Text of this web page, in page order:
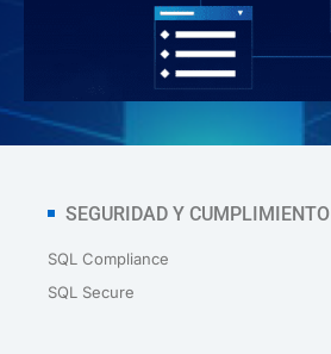
SEGURIDAD Y CUMPLIMIENTO
SQL Compliance
SQL Secure